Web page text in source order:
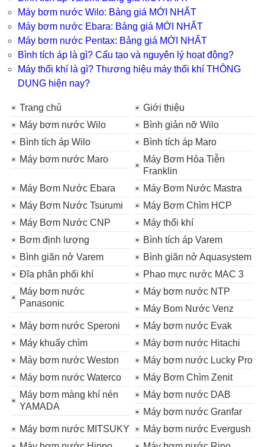
Máy bơm nước Wilo: Bảng giá MỚI NHẤT
Máy bơm nước Ebara: Bảng giá MỚI NHẤT
Máy bơm nước Pentax: Bảng giá MỚI NHẤT
Bình tích áp là gì? Cấu tạo và nguyên lý hoạt động?
Máy thổi khí là gì? Thương hiệu máy thổi khí THÔNG
DỤNG hiện nay?
Trang chủ
Giới thiệu
Máy bơm nước Wilo
Bình giản nỡ Wilo
Bình tích áp Wilo
Bình tích áp Maro
Máy bơm nước Maro
Máy Bơm Hỏa Tiễn
Franklin
Máy Bơm Nước Ebara
Máy Bơm Nước Mastra
Máy Bơm Nước Tsurumi
Máy Bơm Chìm HCP
Máy Bơm Nước CNP
Máy thổi khí
Bơm định lượng
Bình tích áp Varem
Bình giãn nở Varem
Bình giãn nở Aquasystem
Đĩa phân phối khí
Phao mực nước MAC 3
Máy bơm nước
Panasonic
Máy bơm nước NTP
Máy Bom Nước Venz
Máy bơm nước Speroni
Máy bơm nước Evak
Máy khuấy chìm
Máy bơm nước Hitachi
Máy bơm nước Weston
Máy bơm nước Lucky Pro
Máy bơm nước Waterco
Máy Bơm Chìm Zenit
Máy bơm màng khí nén
YAMADA
Máy bơm nước DAB
Máy bơm nước Granfar
Máy bơm nước MITSUKY
Máy bơm nước Evergush